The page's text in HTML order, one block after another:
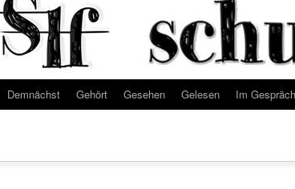
Demnächst Gehört Gesehen Gelesen Im Gespräch